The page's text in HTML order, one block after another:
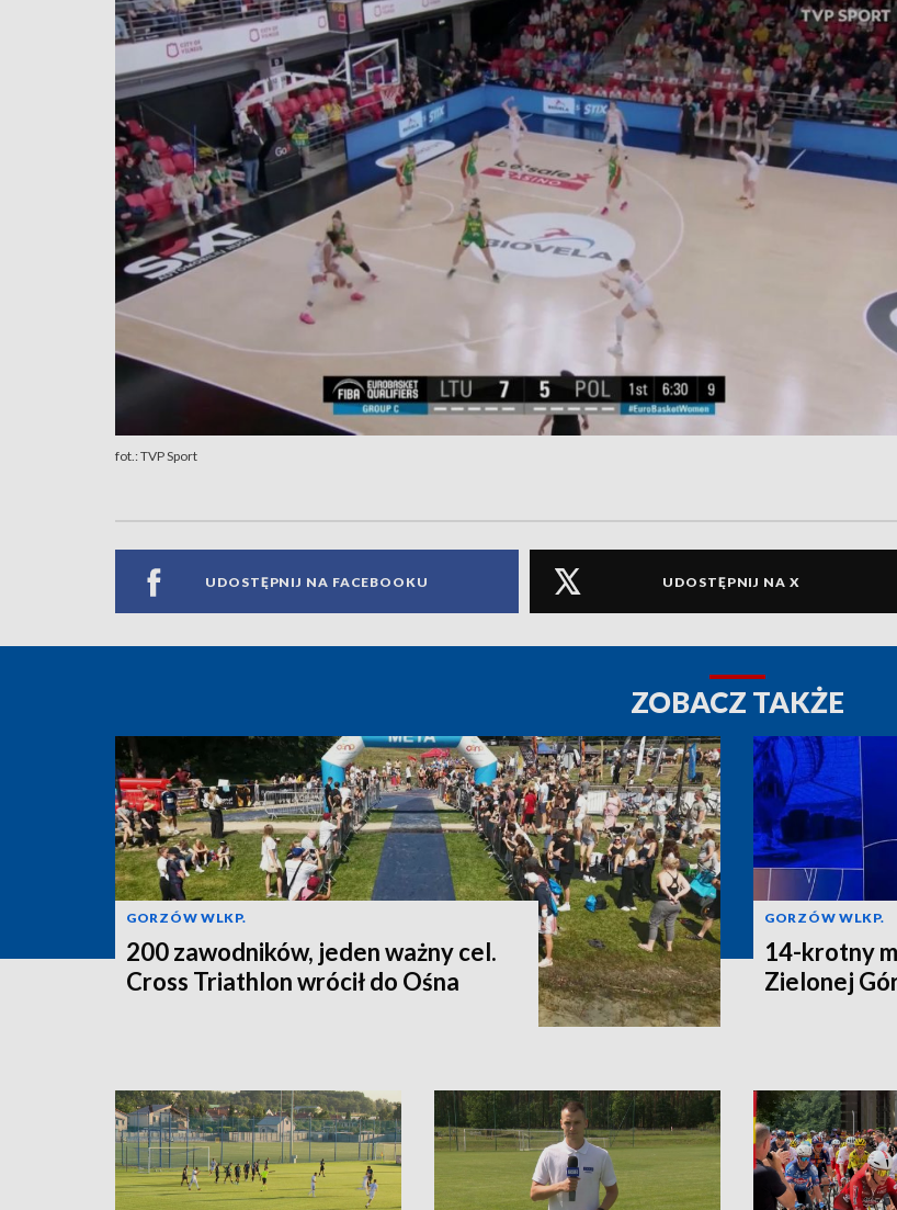
fot.: TVP Sport
UDOSTĘPNIJ NA FACEBOOKU UDOSTĘPNIJ NA X
ZOBACZ TAKŻE
GORZÓW WLKP.
200 zawodników, jeden ważny cel.
Cross Triathlon wrócił do Ośna
GORZÓW WLKP.
14-krotny
Zielonej